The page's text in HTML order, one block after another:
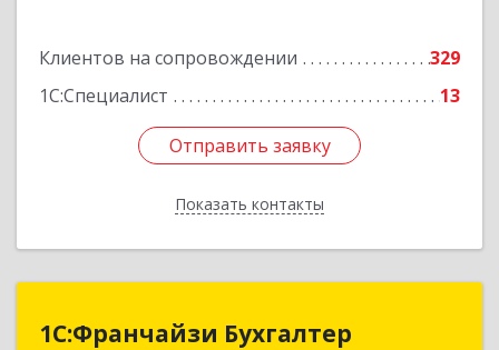
Клиентов на сопровождении
329
1С:Специалист
13
Отправить заявку
Показать контакты
Отправить заявку
Назад
1С:Франчайзи Бухгалтер
1С:Франчайзи Бухгалтер